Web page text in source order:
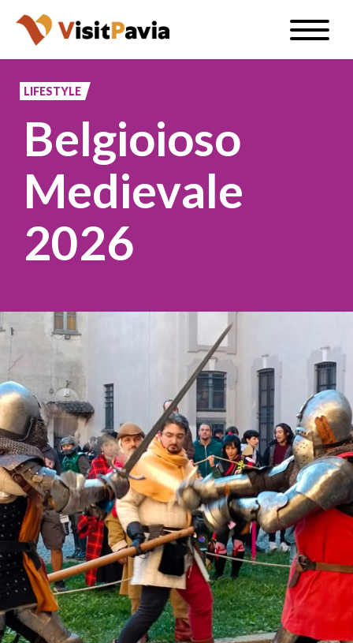
Salta
contenuto
principale
Toggle
IT
#visitpavia
LIFESTYLE
Belgioioso
Medievale
2026